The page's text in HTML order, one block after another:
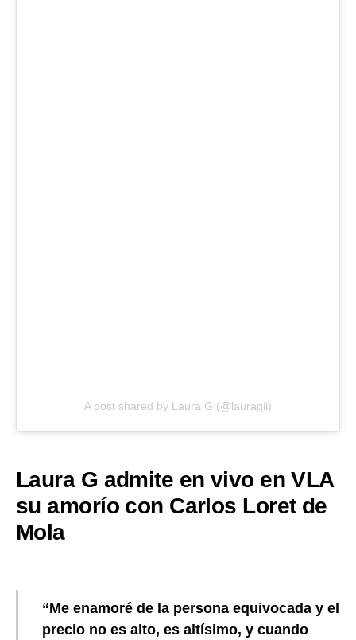
A post shared by Laura G (@lauragii)
Laura G admite en vivo en VLA
su amorío con Carlos Loret de
Mola
“Me enamoré de la persona equivocada y el
precio no es alto, es altísimo, y cuando